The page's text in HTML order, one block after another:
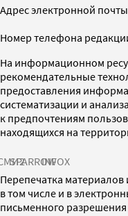
Адрес электронной
Номер телефона
На информационном
рекомендательные
предоставления
систематизации и
к предпочтениям
находящихся на
SPARROWINFOX
Перепечатка
в том числе и в
письменного